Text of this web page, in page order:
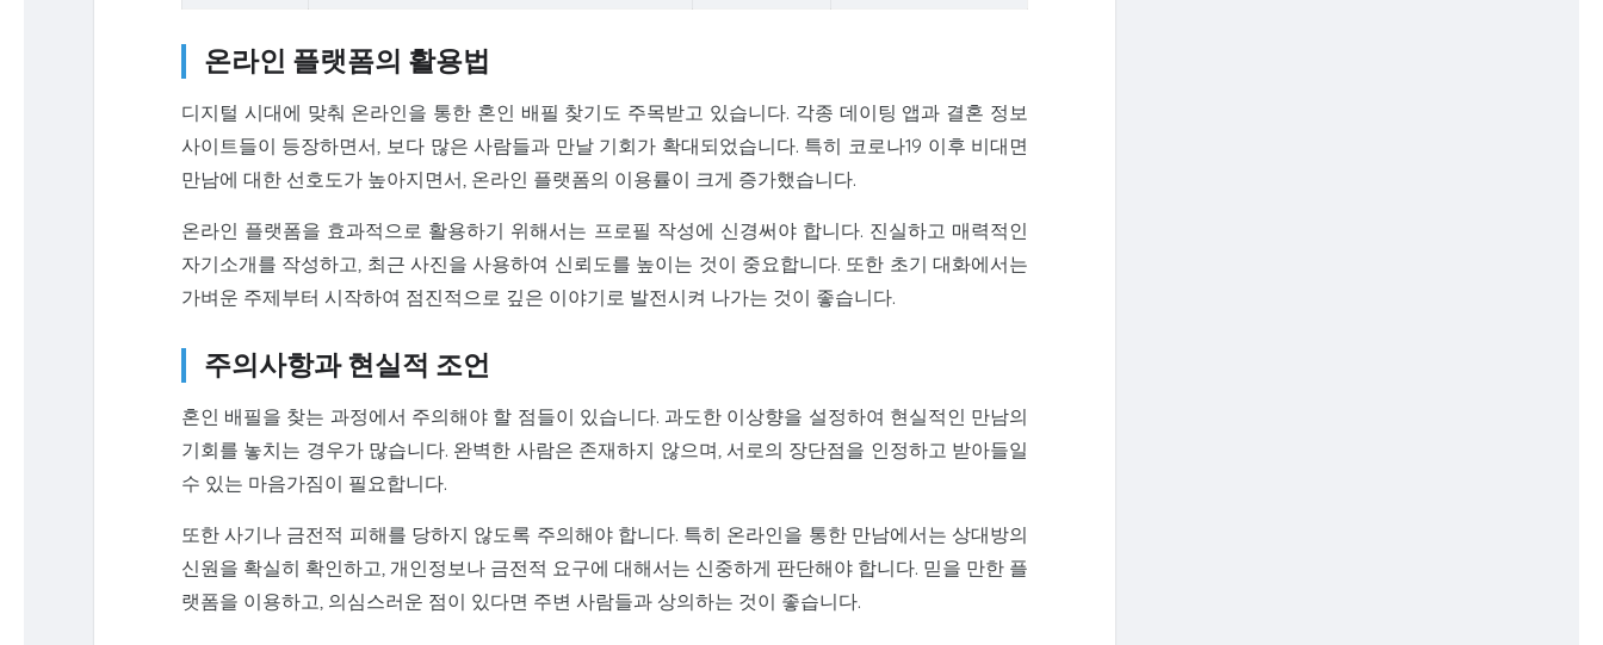
온라인 플랫폼의 활용법
디지털 시대에 맞춰 온라인을 통한 혼인 배필 찾기도 주목받고 있습니다. 각종 데이팅 앱과 결혼 정보
사이트들이 등장하면서, 보다 많은 사람들과 만날 기회가 확대되었습니다. 특히 코로나19 이후 비대면
만남에 대한 선호도가 높아지면서, 온라인 플랫폼의 이용률이 크게 증가했습니다.
온라인 플랫폼을 효과적으로 활용하기 위해서는 프로필 작성에 신경써야 합니다. 진실하고 매력적인
자기소개를 작성하고, 최근 사진을 사용하여 신뢰도를 높이는 것이 중요합니다. 또한 초기 대화에서는
가벼운 주제부터 시작하여 점진적으로 깊은 이야기로 발전시켜 나가는 것이 좋습니다.
주의사항과 현실적 조언
혼인 배필을 찾는 과정에서 주의해야 할 점들이 있습니다. 과도한 이상향을 설정하여 현실적인 만남의
기회를 놓치는 경우가 많습니다. 완벽한 사람은 존재하지 않으며, 서로의 장단점을 인정하고 받아들일
수 있는 마음가짐이 필요합니다.
또한 사기나 금전적 피해를 당하지 않도록 주의해야 합니다. 특히 온라인을 통한 만남에서는 상대방의
신원을 확실히 확인하고, 개인정보나 금전적 요구에 대해서는 신중하게 판단해야 합니다. 믿을 만한 플
랫폼을 이용하고, 의심스러운 점이 있다면 주변 사람들과 상의하는 것이 좋습니다.